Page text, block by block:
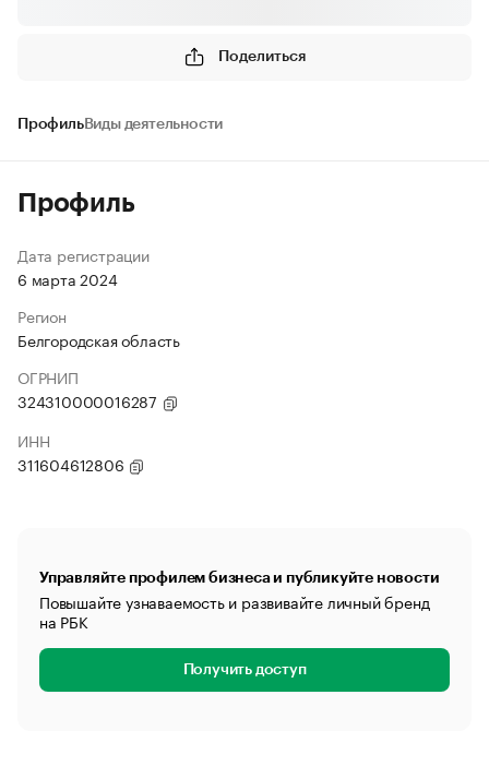
Поделиться
ПрофильВиды деятельности
Профиль
Дата регистрации
6 марта 2024
Регион
Белгородская область
ОГРНИП
324310000016287
ИНН
311604612806
Управляйте профилем бизнеса и публикуйте новости
Повышайте узнаваемость и развивайте личный бренд
на РБК
Получить доступ